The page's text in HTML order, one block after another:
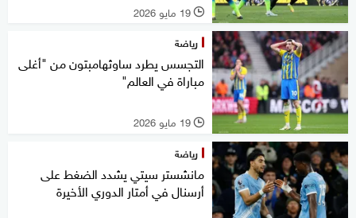
l 19 مايو 2026
رياضة
التجسس يطرد ساوثهامبتون من "أغلى
مباراة في العالم"
l 19 مايو 2026
رياضة
مانشستر سيتي يشدد الضغط على
أرسنال في أمتار الدوري الأخيرة